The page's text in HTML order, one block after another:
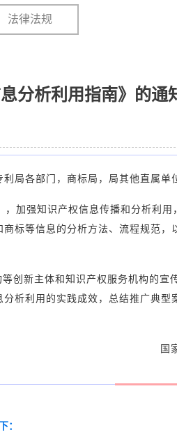
法律法规
分析利用指南》的通
局各部门，商标局，局其他直属单
加强知识产权信息传播和分析利用
标等信息的分析方法、流程规范，
创新主体和知识产权服务机构的宣
析利用的实践成效，总结推广典型
国
：